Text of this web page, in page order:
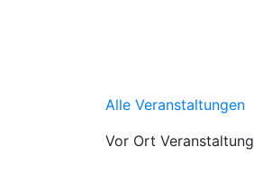
Alle Veranstaltungen
Vor Ort Veranstaltung